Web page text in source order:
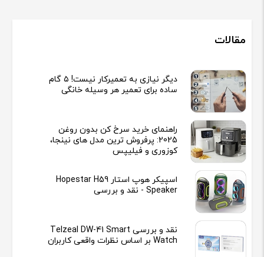
مقالات
دیگر نیازی به تعمیرکار نیست! ۵ گام
ساده برای تعمیر هر وسیله خانگی
راهنمای خرید سرخ کن بدون روغن
2025: پرفروش ترین مدل های نینجا،
کوزوری و فیلیپس
اسپیکر هوپ استار Hopestar H59
Speaker - نقد و بررسی
نقد و بررسی Telzeal DW-41 Smart
Watch بر اساس نظرات واقعی کاربران